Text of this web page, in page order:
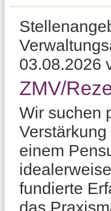
03.08.2026
ZMV/
Wir suchen
einem
fundierte
das